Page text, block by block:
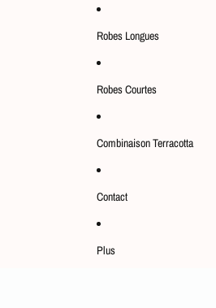
Robes Longues
Robes Courtes
Combinaison Terracotta
Contact
Plus